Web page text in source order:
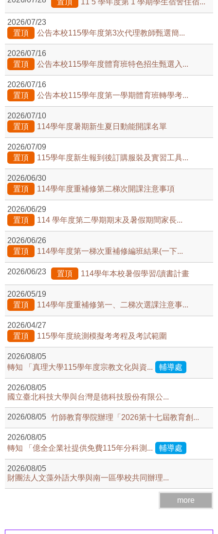
2026/07/23
置頂
公告本校115學年度第3次代理教師甄選簡...
2026/07/16
置頂
公告本校115學年度體育班特色招生甄選入...
2026/07/16
置頂
公告本校115學年度第一學期體育班轉學考...
2026/07/10
置頂
114學年度暑期新生夏日動能開課名單
2026/07/09
置頂
115學年度新生報到後訂購服裝及實習工具...
2026/06/30
置頂
114學年度重補修第二梯次開課注意事項
2026/06/29
置頂
114 學年度第二學期期末及暑假期間家長...
2026/06/26
置頂
114學年度第一梯次重補修編班結果(一下...
2026/06/23 置頂 114學年本校暑假學習/讀書計畫
2026/05/19
置頂
114學年度重補修第一、二梯次選課注意事...
2026/04/27
置頂
115學年度統測模擬考考程及考試範圍
2026/08/05
轉知 「真理大學115學年度宗教文化與資...
輔導處
2026/08/05
國立臺北科技大學與台灣是德科技股份有限公...
2026/08/05 竹師教育學院辦理「2026第十七屆教育創...
2026/08/05
轉知 「億全企業社提供免費115年分科測...
輔導處
2026/08/05
財團法人文藻外語大學與南一區學校共同辦理...
more